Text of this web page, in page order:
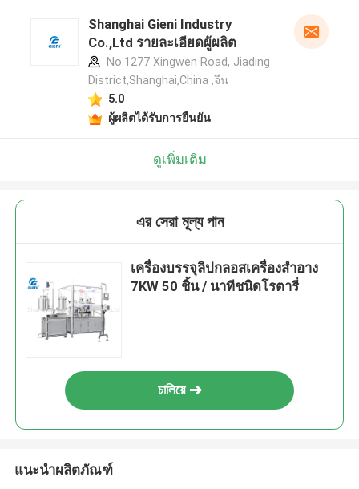
Shanghai Gieni Industry
Co.,Ltd รายละเอียดผู้ผลิต
No.1277 Xingwen Road, Jiading
District,Shanghai,China ,จีน
5.0
ผู้ผลิตได้รับการยืนยัน
ดูเพิ่มเติม
এর সেরা মূল্য পান
เครื่องบรรจุลิปกลอสเครื่องสำอาง
7KW 50 ชิ้น / นาทีชนิดโรตารี่
চালিয়ে
แนะนำผลิตภัณฑ์